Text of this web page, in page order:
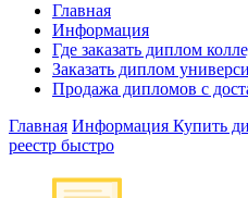
Главная
Информация
Где заказать диплом
Заказать диплом
Продажа дипломов с
Главная Информация Купить
реестр быстро